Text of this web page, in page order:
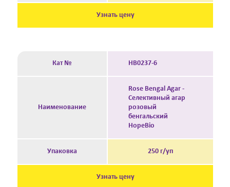
Узнать цену
Кат № HB0237-6
Наименование
Rose Bengal Agar -
Селективный агар
розовый
бенгальский
HopeBio
Упаковка 250 г/уп
Узнать цену